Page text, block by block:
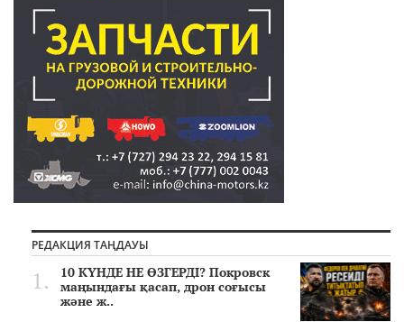
РЕДАКЦИЯ ТАҢДАУЫ
10 КҮНДЕ НЕ ӨЗГЕРДІ? Покровск
маңындағы қасап, дрон соғысы
және ж..